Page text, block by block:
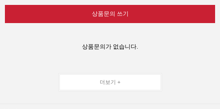
상품문의 쓰기
상품문의가 없습니다.
더보기 +